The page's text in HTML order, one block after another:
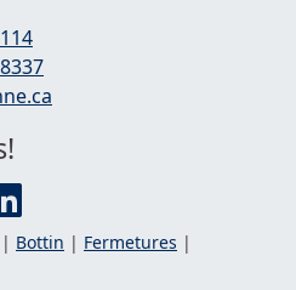
| Bottin | Fermetures |